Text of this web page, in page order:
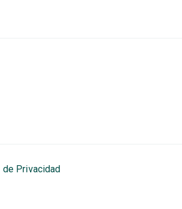
Privacidad